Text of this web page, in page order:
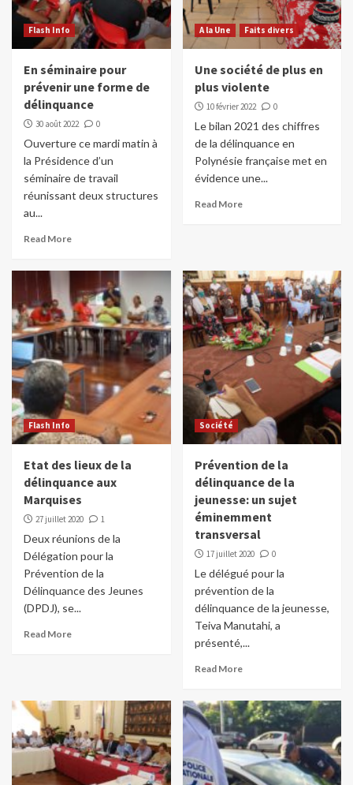
Flash Info
En séminaire pour
prévenir une forme de
délinquance
30 août 2022 0
Ouverture ce mardi matin à
la Présidence d’un
séminaire de travail
réunissant deux structures
au...
Read More
A la Une Faits divers
Une société de plus en
plus violente
10 février 2022 0
Le bilan 2021 des chiffres
de la délinquance en
Polynésie française met en
évidence une...
Read More
Flash Info
Etat des lieux de la
délinquance aux
Marquises
27 juillet 2020 1
Deux réunions de la
Délégation pour la
Prévention de la
Délinquance des Jeunes
(DPDJ), se...
Read More
Société
Prévention de la
délinquance de la
jeunesse: un sujet
éminemment
transversal
17 juillet 2020 0
Le délégué pour la
prévention de la
délinquance de la jeunesse,
Teiva Manutahi, a
présenté,...
Read More